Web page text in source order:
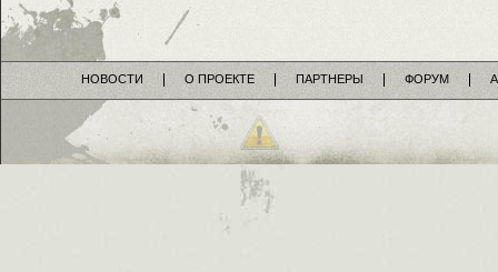
НОВОСТИ О ПРОЕКТЕ ПАРТНЕРЫ ФОРУМ